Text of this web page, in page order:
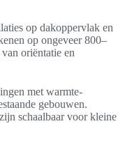
op dakoppervlak en
op ongeveer 800–
oriëntatie en
met warmte-
gebouwen.
schaalbaar voor kleine